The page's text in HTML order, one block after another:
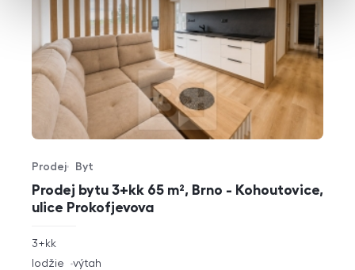
Prodej bytu 3+kk 65 m², Brno - Kohoutovice,
ulice Prokofjevova
Typ nabídky
Prodej
Typ nemovitosti
Byt
rozměry
dispozice
3+kk
funkce
lodžie výtah